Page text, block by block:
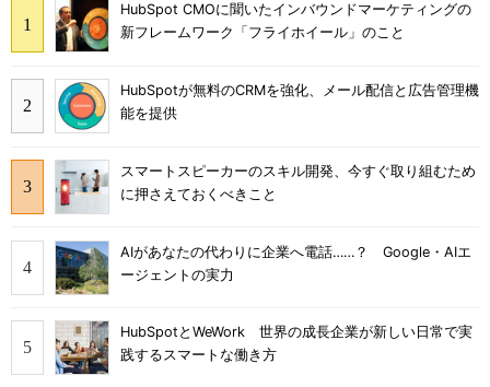
HubSpot CMOに聞いたインバウンドマーケティングの
新フレームワーク「フライホイール」のこと
HubSpotが無料のCRMを強化、メール配信と広告管理機
能を提供
スマートスピーカーのスキル開発、今すぐ取り組むため
に押さえておくべきこと
AIがあなたの代わりに企業へ電話……？ Google・AIエ
ージェントの実力
HubSpotとWeWork 世界の成長企業が新しい日常で実
践するスマートな働き方